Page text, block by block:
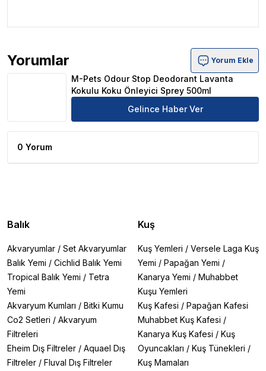
Yorumlar
M-Pets Odour Stop Deodorant Lavanta Kokulu Koku
Yorum Ekle
M-Pets Odour Stop Deodorant Lavanta
Kokulu Koku Önleyici Sprey 500ml
Gelince Haber Ver
0 Yorum
Balık
Akvaryumlar / Set Akvaryumlar
Balık Yemi / Cichlid Balık Yemi
Tropical Balık Yemi / Tetra
Yemi
Akvaryum Kumları / Bitki Kumu
Co2 Setleri / Akvaryum
Filtreleri
Eheim Dış Filtreler / Aquael Dış
Filtreler / Fluval Dış Filtreler
Kuş
Kuş Yemleri / Versele Laga Kuş
Yemi / Papağan Yemi /
Kanarya Yemi / Muhabbet
Kuşu Yemleri
Kuş Kafesi / Papağan Kafesi
Muhabbet Kuş Kafesi /
Kanarya Kuş Kafesi / Kuş
Oyuncakları / Kuş Tünekleri /
Kuş Mamaları